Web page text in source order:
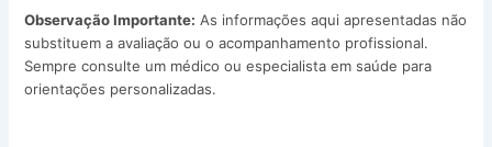
Observação Importante: As informações aqui apresentadas não
substituem a avaliação ou o acompanhamento profissional.
Sempre consulte um médico ou especialista em saúde para
orientações personalizadas.